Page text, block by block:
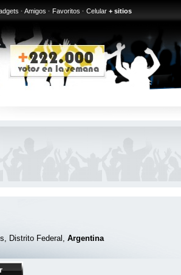
· Amigos · Favoritos · Celular + sitios
Distrito Federal, Argentina